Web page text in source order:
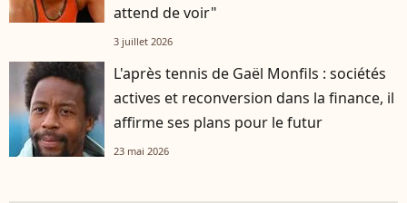
attend de voir"
3 juillet 2026
L'après tennis de Gaël Monfils : sociétés
actives et reconversion dans la finance, il
affirme ses plans pour le futur
23 mai 2026